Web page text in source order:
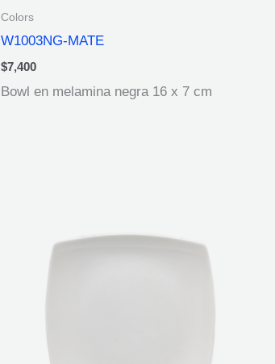
Colors
W1003NG-MATE
$7,400
Bowl en melamina negra 16 x 7 cm